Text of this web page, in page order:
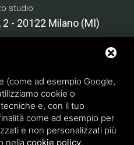
(come ad esempio Google,
cookie o
e, con il tuo
come ad esempio per
e non personalizzati più
nella cookie policy.
studio
- 20122 Milano (MI)
15030 - Rosignano
(AL)
- P. IVA 07134890966
bando PNRR, M1C3 -